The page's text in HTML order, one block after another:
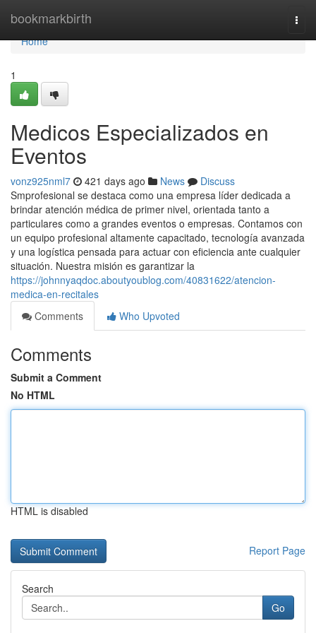
bookmarkbirth
Home
Home
1
Medicos Especializados en
Eventos
vonz925nml7 421 days ago News
Discuss
Smprofesional se destaca como una empresa líder dedicada a
brindar atención médica de primer nivel, orientada tanto a
particulares como a grandes eventos o empresas. Contamos con
un equipo profesional altamente capacitado, tecnología avanzada
y una logística pensada para actuar con eficiencia ante cualquier
situación. Nuestra misión es garantizar la
https://johnnyaqdoc.aboutyoublog.com/40831622/atencion-
medica-en-recitales
Comments
Who Upvoted
Comments
Submit a Comment
No HTML
HTML is disabled
Report Page
Search
Go